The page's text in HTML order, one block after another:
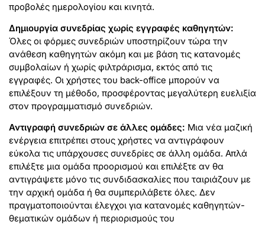
προβολές ημερολογίου και κινητά.
Δημιουργία συνεδρίας χωρίς εγγραφές καθηγητών:
Όλες οι φόρμες συνεδριών υποστηρίζουν τώρα την
ανάθεση καθηγητών ακόμη και με βάση τις κατανομές
συμβολαίων ή χωρίς φιλτράρισμα, εκτός από τις
εγγραφές. Οι χρήστες του back-office μπορούν να
επιλέξουν τη μέθοδο, προσφέροντας μεγαλύτερη ευελιξία
στον προγραμματισμό συνεδριών.
Αντιγραφή συνεδριών σε άλλες ομάδες: Μια νέα μαζική
ενέργεια επιτρέπει στους χρήστες να αντιγράφουν
εύκολα τις υπάρχουσες συνεδρίες σε άλλη ομάδα. Απλά
επιλέξτε μια ομάδα προορισμού και επιλέξτε αν θα
αντιγράψετε μόνο τις συνδιδασκαλίες που ταιριάζουν με
την αρχική ομάδα ή θα συμπεριλάβετε όλες. Δεν
πραγματοποιούνται έλεγχοι για κατανομές καθηγητών-
θεματικών ομάδων ή περιορισμούς του